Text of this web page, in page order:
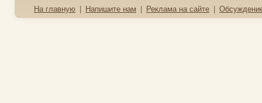
На главную | Напишите нам | Реклама на сайте |